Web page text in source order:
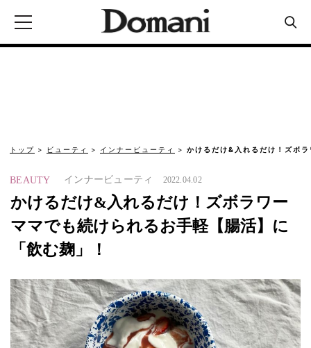
トップ ビューティ インナービューティ かけるだけ&入れるだけ！ズボ
BEAUTY インナービューティ 2022.04.02
かけるだけ&入れるだけ！ズボラワー
ママでも続けられるお手軽【腸活】に
「飲む麹」！